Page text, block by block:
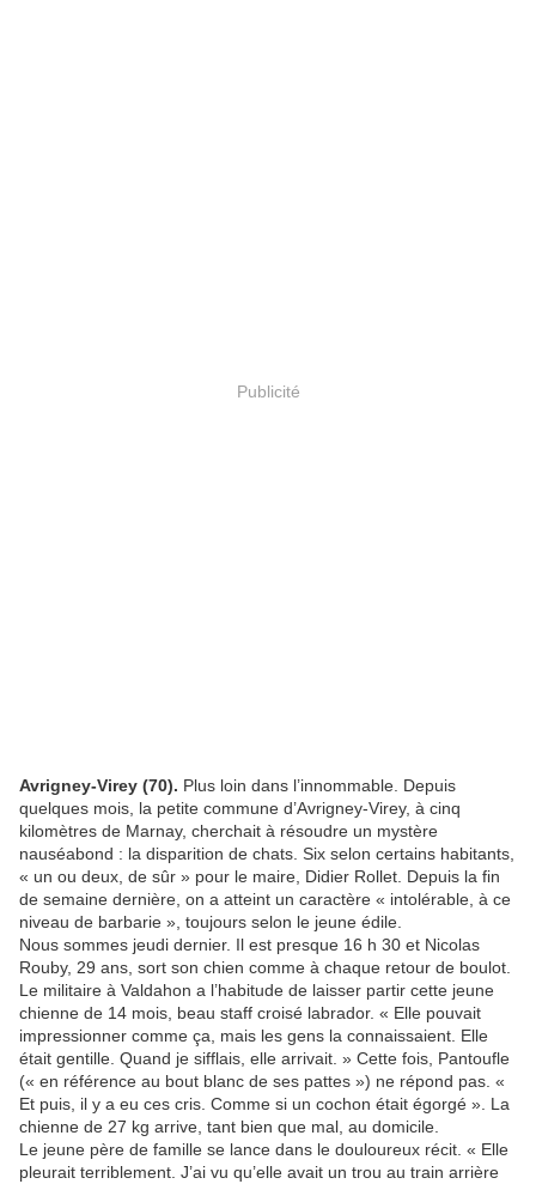
Publicité
Avrigney-Virey (70). Plus loin dans l’innommable. Depuis
quelques mois, la petite commune d’Avrigney-Virey, à cinq
kilomètres de Marnay, cherchait à résoudre un mystère
nauséabond : la disparition de chats. Six selon certains habitants,
« un ou deux, de sûr » pour le maire, Didier Rollet. Depuis la fin
de semaine dernière, on a atteint un caractère « intolérable, à ce
niveau de barbarie », toujours selon le jeune édile.
Nous sommes jeudi dernier. Il est presque 16 h 30 et Nicolas
Rouby, 29 ans, sort son chien comme à chaque retour de boulot.
Le militaire à Valdahon a l’habitude de laisser partir cette jeune
chienne de 14 mois, beau staff croisé labrador. « Elle pouvait
impressionner comme ça, mais les gens la connaissaient. Elle
était gentille. Quand je sifflais, elle arrivait. » Cette fois, Pantoufle
(« en référence au bout blanc de ses pattes ») ne répond pas. «
Et puis, il y a eu ces cris. Comme si un cochon était égorgé ». La
chienne de 27 kg arrive, tant bien que mal, au domicile.
Le jeune père de famille se lance dans le douloureux récit. « Elle
pleurait terriblement. J’ai vu qu’elle avait un trou au train arrière